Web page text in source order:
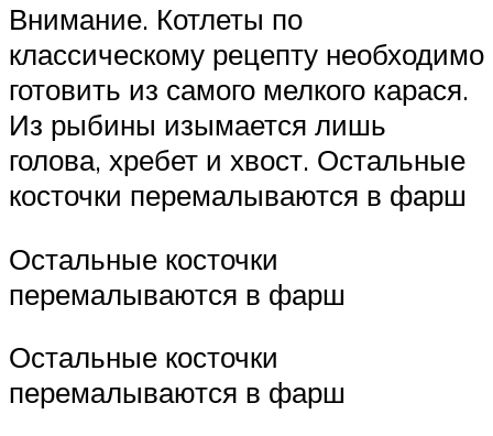
Внимание. Котлеты по
классическому рецепту необходимо
готовить из самого мелкого карася.
Из рыбины изымается лишь
голова, хребет и хвост. Остальные
косточки перемалываются в фарш
Остальные косточки
перемалываются в фарш
Остальные косточки
перемалываются в фарш